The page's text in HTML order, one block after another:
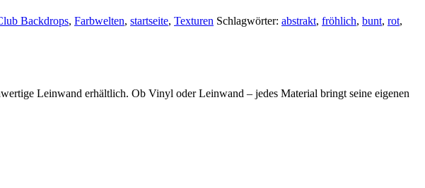
Backdrops, Farbwelten, startseite, Texturen Schlagwörter: abstrakt, fröhlich, bunt, rot,
Leinwand erhältlich. Ob Vinyl oder Leinwand – jedes Material bringt seine eigenen